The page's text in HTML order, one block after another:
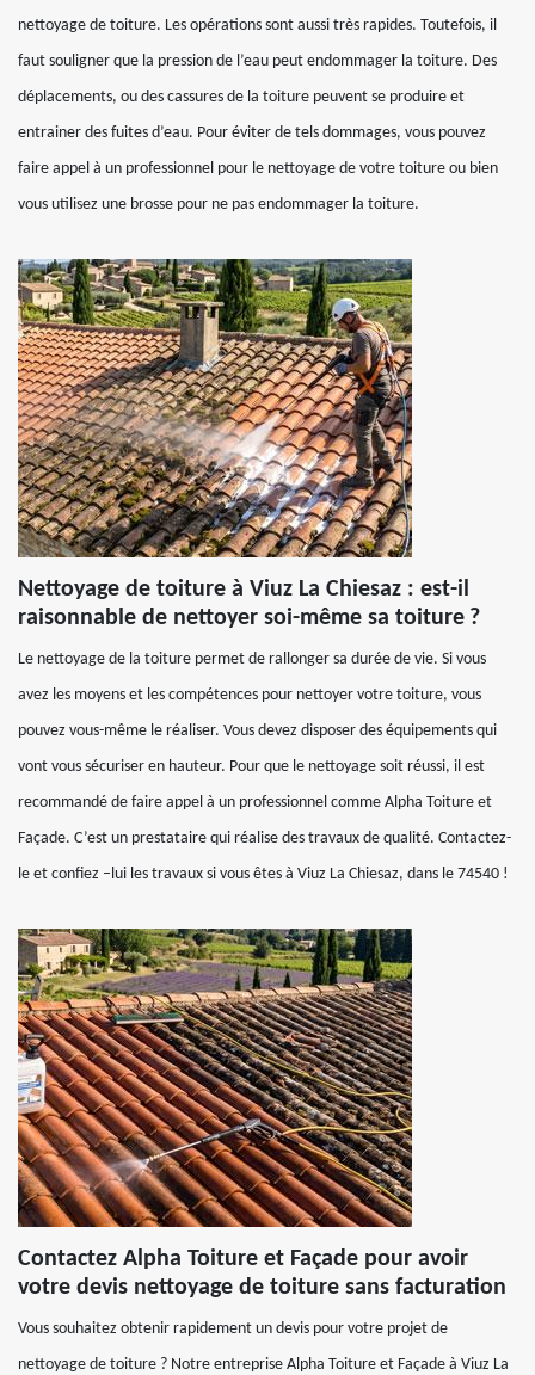
nettoyage de toiture. Les opérations sont aussi très rapides. Toutefois, il
faut souligner que la pression de l’eau peut endommager la toiture. Des
déplacements, ou des cassures de la toiture peuvent se produire et
entrainer des fuites d’eau. Pour éviter de tels dommages, vous pouvez
faire appel à un professionnel pour le nettoyage de votre toiture ou bien
vous utilisez une brosse pour ne pas endommager la toiture.
Nettoyage de toiture à Viuz La Chiesaz : est-il
raisonnable de nettoyer soi-même sa toiture ?
Le nettoyage de la toiture permet de rallonger sa durée de vie. Si vous
avez les moyens et les compétences pour nettoyer votre toiture, vous
pouvez vous-même le réaliser. Vous devez disposer des équipements qui
vont vous sécuriser en hauteur. Pour que le nettoyage soit réussi, il est
recommandé de faire appel à un professionnel comme Alpha Toiture et
Façade. C’est un prestataire qui réalise des travaux de qualité. Contactez-
le et confiez –lui les travaux si vous êtes à Viuz La Chiesaz, dans le 74540 !
Contactez Alpha Toiture et Façade pour avoir
votre devis nettoyage de toiture sans facturation
Vous souhaitez obtenir rapidement un devis pour votre projet de
nettoyage de toiture ? Notre entreprise Alpha Toiture et Façade à Viuz La